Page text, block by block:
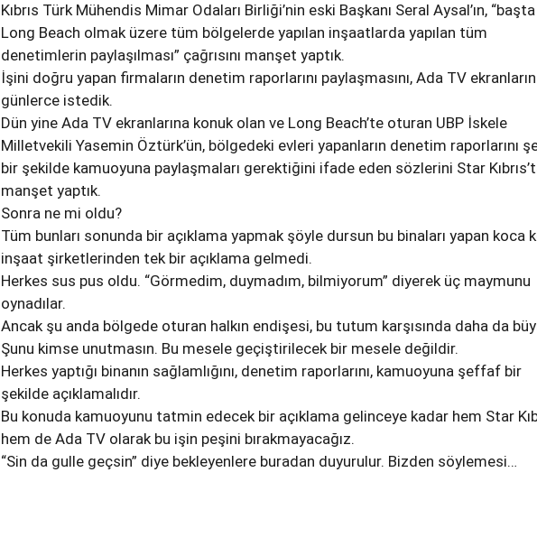
Kıbrıs Türk Mühendis Mimar Odaları Birliği’nin eski Başkanı Seral Aysal’ın, “başta
Long Beach olmak üzere tüm bölgelerde yapılan inşaatlarda yapılan tüm
denetimlerin paylaşılması” çağrısını manşet yaptık.
İşini doğru yapan firmaların denetim raporlarını paylaşmasını, Ada TV
günlerce istedik.
Dün yine Ada TV ekranlarına konuk olan ve Long Beach’te oturan UBP İskele
Milletvekili Yasemin Öztürk’ün, bölgedeki evleri yapanların denetim raporlarını
bir şekilde kamuoyuna paylaşmaları gerektiğini ifade eden sözlerini Star
manşet yaptık.
Sonra ne mi oldu?
Tüm bunları sonunda bir açıklama yapmak şöyle dursun bu binaları yapan koca
inşaat şirketlerinden tek bir açıklama gelmedi.
Herkes sus pus oldu. “Görmedim, duymadım, bilmiyorum” diyerek üç maymunu
oynadılar.
Ancak şu anda bölgede oturan halkın endişesi, bu tutum karşısında daha da
Şunu kimse unutmasın. Bu mesele geçiştirilecek bir mesele değildir.
Herkes yaptığı binanın sağlamlığını, denetim raporlarını, kamuoyuna şeffaf bir
şekilde açıklamalıdır.
Bu konuda kamuoyunu tatmin edecek bir açıklama gelinceye kadar hem Star
hem de Ada TV olarak bu işin peşini bırakmayacağız.
“Sin da gulle geçsin” diye bekleyenlere buradan duyurulur. Bizden söylemesi…